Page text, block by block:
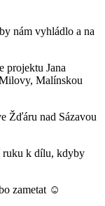
nám vyhládlo a na
projektu Jana
Malínskou
Žďáru nad Sázavou
ruku k dílu, kdyby
zametat ☺